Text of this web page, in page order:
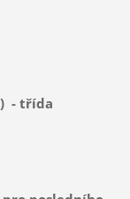
- třída